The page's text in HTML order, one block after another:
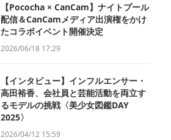
【Pococha × CanCam】ナイトプール
配信＆CanCamメディア出演権をかけ
たコラボイベント開催決定
2026/06/18 17:29
【インタビュー】インフルエンサー・
高田裕香、会社員と芸能活動を両立す
るモデルの挑戦〈美少女図鑑DAY
2025〉
2026/04/12 15:59